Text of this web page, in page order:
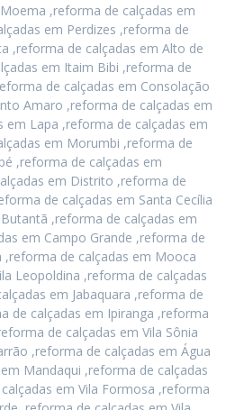
,reforma de calçadas em
em Perdizes ,reforma de
,reforma de calçadas em Alto de
em Itaim Bibi ,reforma de
de calçadas em Consolação
Amaro ,reforma de calçadas em
em Lapa ,reforma de calçadas em
em Morumbi ,reforma de
,reforma de calçadas em
em Distrito ,reforma de
de calçadas em Santa Cecília
,reforma de calçadas em
em Campo Grande ,reforma de
,reforma de calçadas em Mooca
Leopoldina ,reforma de calçadas
em Jabaquara ,reforma de
de calçadas em Ipiranga ,reforma
de calçadas em Vila Sônia
,reforma de calçadas em Água
Mandaqui ,reforma de calçadas
em Vila Formosa ,reforma